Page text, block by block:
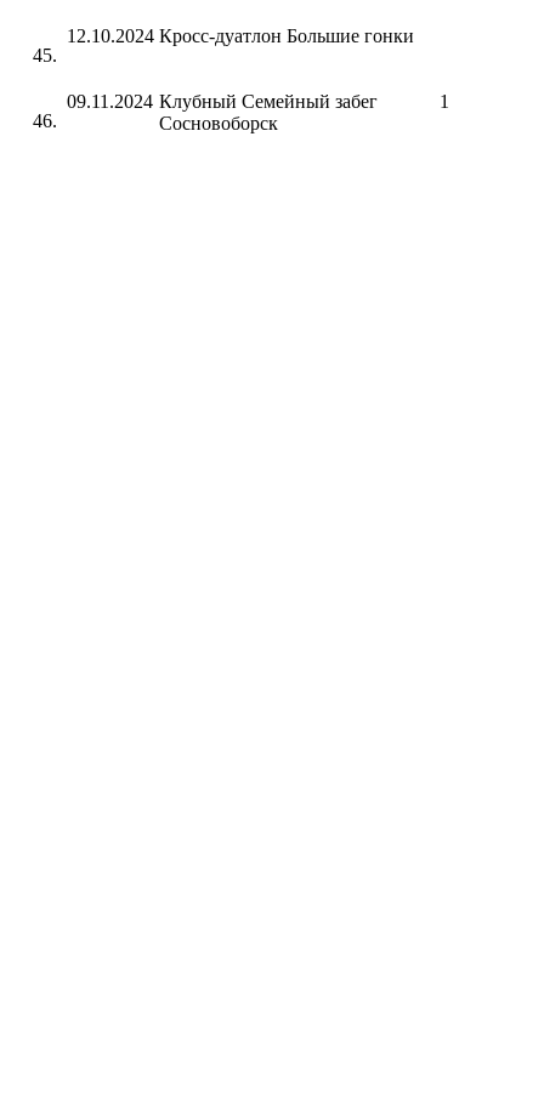
12.10.2024 Кросс-дуатлон Большие гонки
09.11.2024 Клубный Семейный забег
Сосновоборск
1